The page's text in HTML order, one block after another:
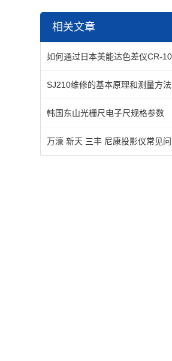
相关文章
SJ210维修的基本原理和测量方法
韩国东山光栅尺电子尺规格参数